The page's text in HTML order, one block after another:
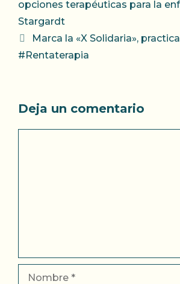
opciones terapéuticas para la
Stargardt
Marca la «X Solidaria»,
#Rentaterapia
Deja un comentario